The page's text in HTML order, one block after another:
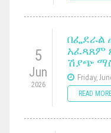
5
Jun
2026
በፌደራል
አፈጻጸም
ሽያጭ
Friday,
READ